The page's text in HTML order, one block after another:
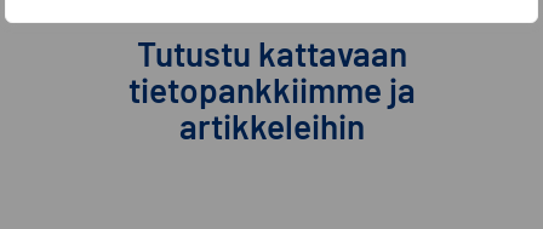
Tutustu kattavaan
tietopankkiimme ja
artikkeleihin